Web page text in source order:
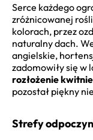
Serce każdego
zróżnicowanej
kolorach, przez
naturalny dach.
angielskie,
zadomowiły się w
rozłożenie
pozostał piękny
Strefy